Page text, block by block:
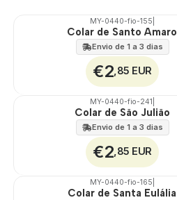
MY-0440-fio-155
Colar de Santo Amaro
Envio de 1 a 3 dias
€2 ,85 EUR
MY-0440-fio-241
Colar de São Julião
Envio de 1 a 3 dias
€2 ,85 EUR
MY-0440-fio-165
Colar de Santa Eulália